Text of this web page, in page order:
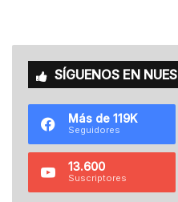
SÍGUENOS EN
Más de 119K
Seguidores
13.600
Suscriptores